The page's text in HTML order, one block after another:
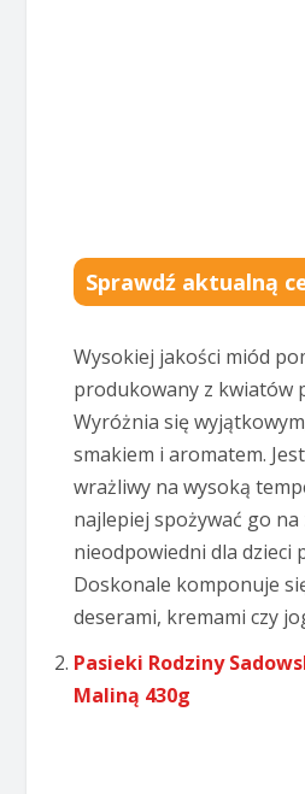
Sprawdź aktualną
Wysokiej jakości miód
produkowany z kwiatów
Wyróżnia się
smakiem i aromatem.
wrażliwy na wysoką
najlepiej spożywać go na
nieodpowiedni dla dzieci
Doskonale komponuje
deserami, kremami czy
Pasieki Rodziny
Maliną 430g